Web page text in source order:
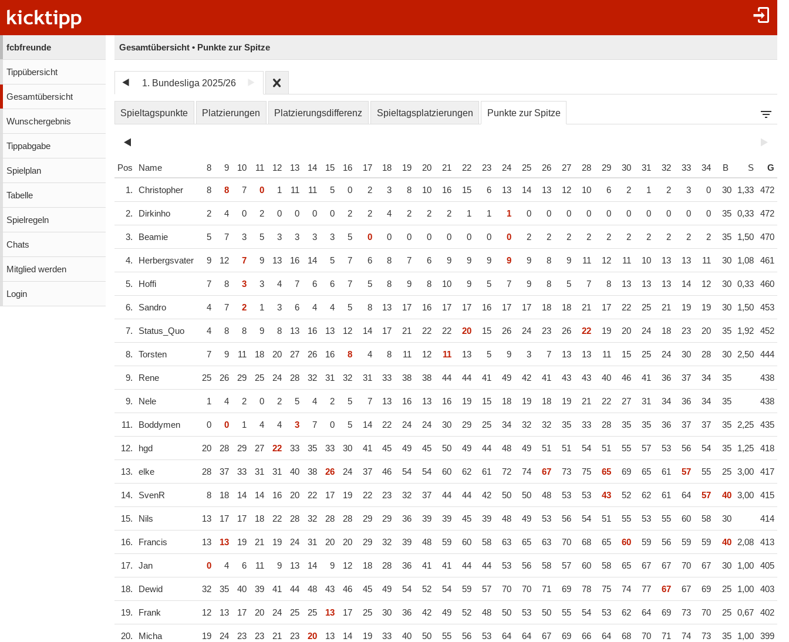
fcbfreunde
Tippübersicht
Gesamtübersicht
Wunschergebnis
Tippabgabe
Spielplan
Tabelle
Spielregeln
Chats
Mitglied werden
Login
Gesamtübersicht • Punkte zur Spitze
1. Bundesliga 2025/26
Spieltagspunkte Platzierungen Platzierungsdifferenz Spieltagsplatzierungen Punkte zur Spitze
Pos Name 8 9 10 11 12 13 14 15 16 17 18 19 20 21 22 23 24 25 26 27 28 29 30 31 32 33 34 B S G
1. Christopher 8 8 7 0 1 11 11 5 0 2 3 8 10 16 15 6 13 14 13 12 10 6 2 1 2 3 0 30 1,33 472
2. Dirkinho 2 4 0 2 0 0 0 0 2 2 4 2 2 2 1 1 1 0 0 0 0 0 0 0 0 0 0 35 0,33 472
3. Beamie 5 7 3 5 3 3 3 3 5 0 0 0 0 0 0 0 0 2 2 2 2 2 2 2 2 2 2 35 1,50 470
4. Herbergsvater 9 12 7 9 13 16 14 5 7 6 8 7 6 9 9 9 9 9 8 9 11 12 11 10 13 13 11 30 1,08 461
5. Hoffi 7 8 3 3 4 7 6 6 7 5 8 9 8 10 9 5 7 9 8 5 7 8 13 13 13 14 12 30 0,33 460
6. Sandro 4 7 2 1 3 6 4 4 5 8 13 17 16 17 17 16 17 17 18 18 21 17 22 25 21 19 19 30 1,50 453
7. Status_Quo 4 8 8 9 8 13 16 13 12 14 17 21 22 22 20 15 26 24 23 26 22 19 20 24 18 23 20 35 1,92 452
8. Torsten 7 9 11 18 20 27 26 16 8 4 8 11 12 11 13 5 9 3 7 13 13 11 15 25 24 30 28 30 2,50 444
9. Rene 25 26 29 25 24 28 32 31 32 31 33 38 38 44 44 41 49 42 41 43 43 40 46 41 36 37 34 35 438
9. Nele 1 4 2 0 2 5 4 2 5 7 13 16 13 16 19 15 18 19 18 19 21 22 27 31 34 36 34 35 438
11. Boddymen 0 0 1 4 4 3 7 0 5 14 22 24 24 30 29 25 34 32 32 35 33 28 35 35 36 37 37 35 2,25 435
12. hgd 20 28 29 27 22 33 35 33 30 41 45 49 45 50 49 44 48 49 51 51 54 51 55 57 53 56 54 35 1,25 418
13. elke 28 37 33 31 31 40 38 26 24 37 46 54 54 60 62 61 72 74 67 73 75 65 69 65 61 57 55 25 3,00 417
14. SvenR 8 18 14 14 16 20 22 17 19 22 23 32 37 44 44 42 50 50 48 53 53 43 52 62 61 64 57 40 3,00 415
15. Nils 13 17 17 18 22 28 32 28 28 29 29 36 39 39 45 39 48 49 53 56 54 51 55 53 55 60 58 30 414
16. Francis 13 13 19 21 19 24 31 20 20 29 32 39 48 59 60 58 63 65 63 70 68 65 60 59 56 59 59 40 2,08 413
17. Jan 0 4 6 11 9 13 14 9 12 18 28 36 41 41 44 44 53 56 58 57 60 58 65 67 67 70 67 30 1,00 405
18. Dewid 32 35 40 39 41 44 48 43 46 45 49 54 52 54 59 57 70 70 71 69 78 75 74 77 67 67 69 25 1,00 403
19. Frank 12 13 17 20 24 25 25 13 17 25 30 36 42 49 52 48 50 53 50 55 54 53 62 64 69 73 70 25 0,67 402
20. Micha 19 24 23 23 21 23 20 13 14 19 33 40 50 55 56 53 64 64 67 69 66 64 68 70 71 74 73 35 1,00 399